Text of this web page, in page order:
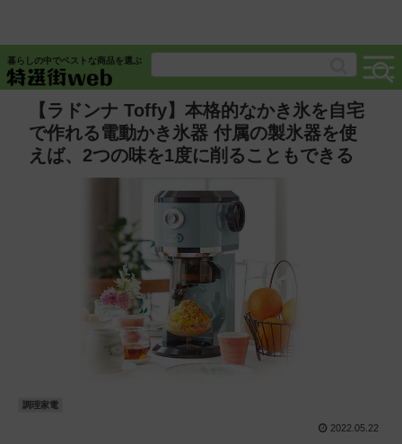
暮らしの中でベストな商品を選ぶ
【ラドンナ Toffy】本格的なかき氷を自宅
で作れる電動かき氷器 付属の製氷器を使
えば、2つの味を1度に削ることもできる
調理家電
2022.05.22